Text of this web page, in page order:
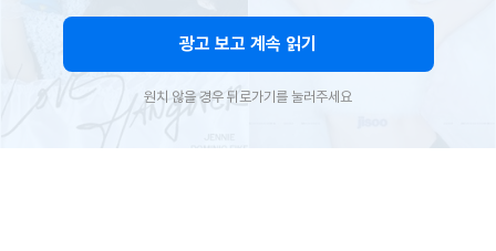
광고 보고 계속 읽기
원치 않을 경우 뒤로가기를 눌러주세요